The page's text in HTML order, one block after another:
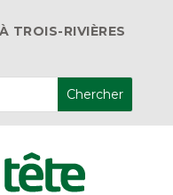
TROIS-RIVIÈRES